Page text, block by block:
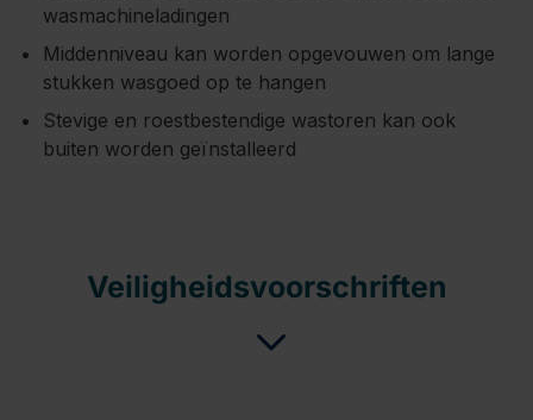
wasmachineladingen
Middenniveau kan worden opgevouwen om lange
stukken wasgoed op te hangen
Stevige en roestbestendige wastoren kan ook
buiten worden geïnstalleerd
Veiligheidsvoorschriften